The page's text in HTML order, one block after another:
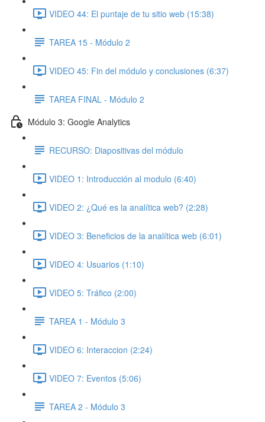
VIDEO 44: El puntaje de tu sitio web (15:38)
TAREA 15 - Módulo 2
VIDEO 45: Fin del módulo y conclusiones (6:37)
TAREA FINAL - Módulo 2
Módulo 3: Google Analytics
RECURSO: Diapositivas del módulo
VIDEO 1: Introducción al modulo (6:40)
VIDEO 2: ¿Qué es la analítica web? (2:28)
VIDEO 3: Beneficios de la analítica web (6:01)
VIDEO 4: Usuarios (1:10)
VIDEO 5: Tráfico (2:00)
TAREA 1 - Módulo 3
VIDEO 6: Interaccion (2:24)
VIDEO 7: Eventos (5:06)
TAREA 2 - Módulo 3